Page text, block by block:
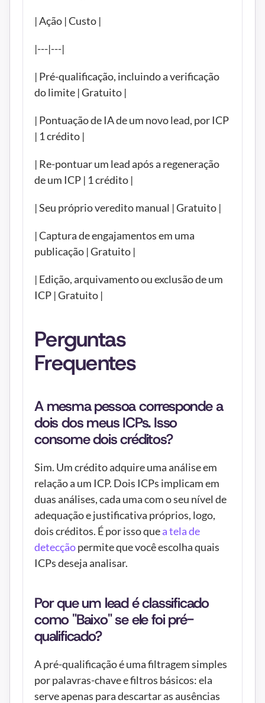
| Ação | Custo |
|---|---|
| Pré-qualificação, incluindo a verificação
do limite | Gratuito |
| Pontuação de IA de um novo lead, por ICP
| 1 crédito |
| Re-pontuar um lead após a regeneração
de um ICP | 1 crédito |
| Seu próprio veredito manual | Gratuito |
| Captura de engajamentos em uma
publicação | Gratuito |
| Edição, arquivamento ou exclusão de um
ICP | Gratuito |
Perguntas
Frequentes
A mesma pessoa corresponde a
dois dos meus ICPs. Isso
consome dois créditos?
Sim. Um crédito adquire uma análise em
relação a um ICP. Dois ICPs implicam em
duas análises, cada uma com o seu nível de
adequação e justificativa próprios, logo,
dois créditos. É por isso que a tela de
detecção permite que você escolha quais
ICPs deseja analisar.
Por que um lead é classificado
como "Baixo" se ele foi pré-
qualificado?
A pré-qualificação é uma filtragem simples
por palavras-chave e filtros básicos: ela
serve apenas para descartar as ausências